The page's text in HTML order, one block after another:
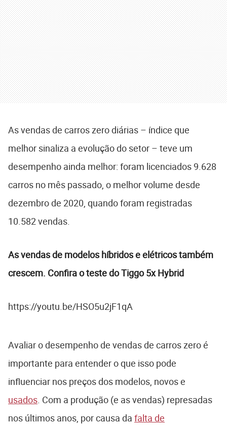
As vendas de carros zero diárias – índice que
melhor sinaliza a evolução do setor – teve um
desempenho ainda melhor: foram licenciados 9.628
carros no mês passado, o melhor volume desde
dezembro de 2020, quando foram registradas
10.582 vendas.
As vendas de modelos híbridos e elétricos também
crescem. Confira o teste do Tiggo 5x Hybrid
https://youtu.be/HSO5u2jF1qA
Avaliar o desempenho de vendas de carros zero é
importante para entender o que isso pode
influenciar nos preços dos modelos, novos e
usados. Com a produção (e as vendas) represadas
nos últimos anos, por causa da falta de